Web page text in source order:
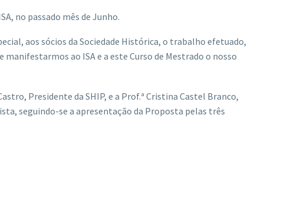
no passado mês de Junho.
aos sócios da Sociedade Histórica, o trabalho efetuado,
ao ISA e a este Curso de Mestrado o nosso
Presidente da SHIP, e a Prof.ª Cristina Castel Branco,
seguindo-se a apresentação da Proposta pelas três